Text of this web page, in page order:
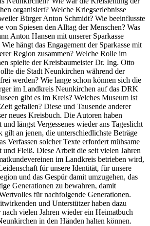
organisiert? Welche Kriegserlebnisse
Bürger Anton Schmidt? Wie beeinflusste
von Spiesen den Alltag der Menschen? Was
Anton Hansen mit unserer Sparkasse
hängt das Engagement der Sparkasse mit
Region zusammen? Welche Rolle im
spielte der Kreisbaumeister Dr. Ing. Otto
die Stadt Neunkirchen während der
werden? Wie lange schon können sich die
im Landkreis Neunkirchen auf das DRK
gibt es im Kreis? Welches Museum ist
gefallen? Diese und Tausende anderer
neues Kreisbuch. Die Autoren haben
längst Vergessenes wieder ans Tageslicht
gilt an jenen, die unterschiedlichste Beträge
Verfassen solcher Texte erfordert mühsame
und Fleiß. Diese Arbeit die seit vielen Jahren
im Landkreis betrieben wird,
für unsere Identität, für unsere
und das Gespür damit umzugehen, das
Generationen zu bewahren, damit
für nachfolgende Generationen.
und Unterstützer haben dazu
nach vielen Jahren wieder ein Heimatbuch
in den Händen halten können.